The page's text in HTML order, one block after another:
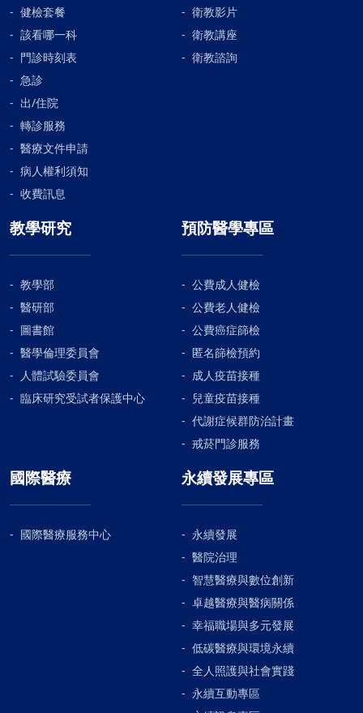
健檢套餐
該看哪一科
門診時刻表
急診
出/住院
轉診服務
醫療文件申請
病人權利須知
收費訊息
衛教影片
衛教講座
衛教諮詢
教學研究
教學部
醫研部
圖書館
醫學倫理委員會
人體試驗委員會
臨床研究受試者保護中心
預防醫學專區
公費成人健檢
公費老人健檢
公費癌症篩檢
匿名篩檢預約
成人疫苗接種
兒童疫苗接種
代謝症候群防治計畫
戒菸門診服務
國際醫療
國際醫療服務中心
永續發展專區
永續發展
醫院治理
智慧醫療與數位創新
卓越醫療與醫病關係
幸福職場與多元發展
低碳醫療與環境永續
全人照護與社會實踐
永續互動專區